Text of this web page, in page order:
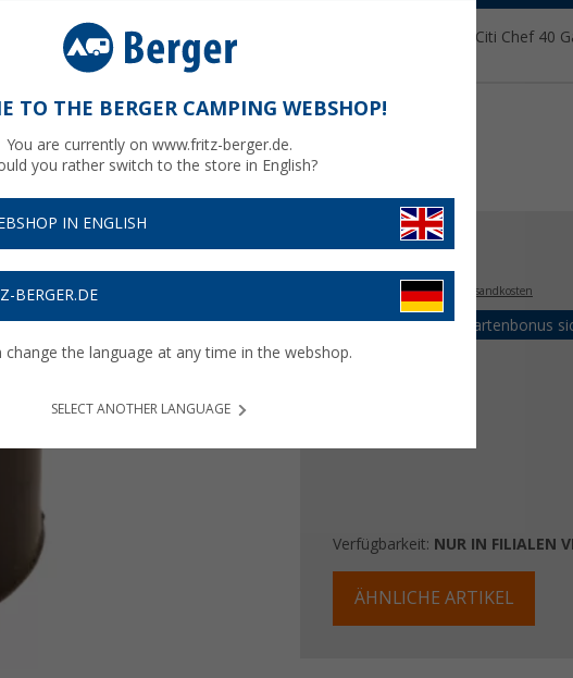
Cadac Gummistopfen Brennereinheit für 2 Cook 2 Gaskocher / Citi Chef 40
2 Gaskocher / Citi Chef 40
2,50€
Preise inkl. MwSt.,zzgl. Versandkosten
Bis zu 5% Vorteilskartenbonus
Verfügbarkeit: NUR IN FILIALEN
ÄHNLICHE ARTIKEL
TO THE BERGER CAMPING WEBSHOP!
You are currently on www.fritz-berger.de.
you rather switch to the store in English?
IN ENGLISH
BERGER.DE
change the language at any time in the webshop.
SELECT ANOTHER LANGUAGE